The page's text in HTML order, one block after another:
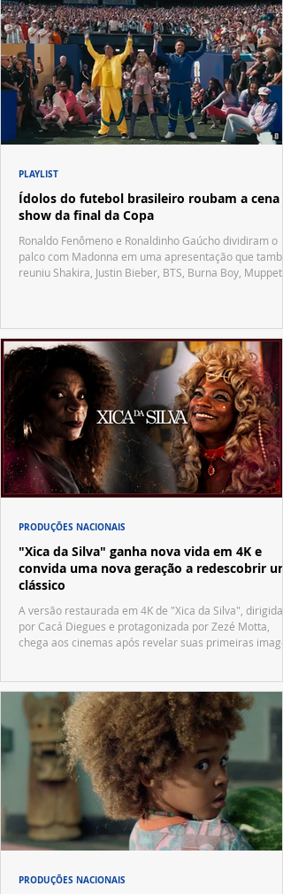
Ídolos do futebol brasileiro roubam a cena
show da final da Copa
Ronaldo Fenômeno e Ronaldinho Gaúcho dividiram o
palco com Madonna em uma apresentação que
reuniu Shakira, Justin Bieber, BTS, Burna Boy, Muppets,
PLAYLIST
"Xica da Silva" ganha nova vida em 4K e
convida uma nova geração a redescobrir um
clássico
A versão restaurada em 4K de "Xica da Silva", dirigida
por Cacá Diegues e protagonizada por Zezé Motta,
chega aos cinemas após revelar suas primeiras
PRODUÇÕES NACIONAIS
PRODUÇÕES NACIONAIS